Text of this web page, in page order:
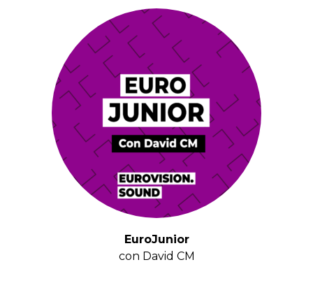
EuroJunior
con David CM